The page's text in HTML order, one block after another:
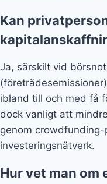
Kan
Ja, särskilt vid
ibland till och med få
dock vanligt att
genom
investeringsnätverk.
Hur vet man om